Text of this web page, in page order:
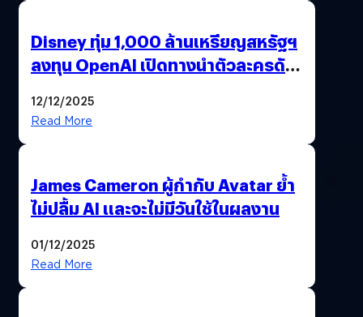
Disney ทุ่ม 1,000 ล้านเหรียญสหรัฐฯ
ลงทุน OpenAI เปิดทางนำตัวละครดัง
12/12/2025
Read More
James Cameron ผู้กำกับ Avatar ย้ำ
ไม่ปลื้ม AI และจะไม่มีวันใช้ในผลงาน
01/12/2025
Read More